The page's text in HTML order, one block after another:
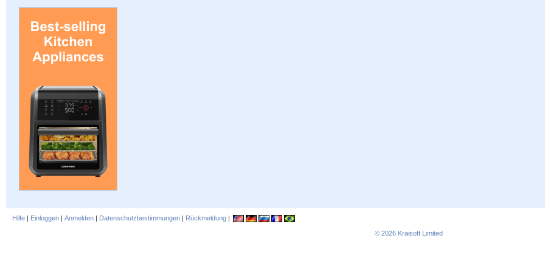
Hilfe | Einloggen | Anmelden | Datenschutzbestimmungen | Rückmeldung |
© 2026 Kraisoft Limited